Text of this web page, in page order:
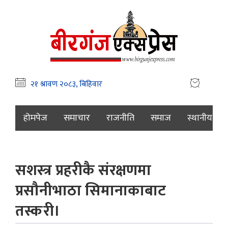
होमपेज समाचार राजनीति समाज स्थानीय
सशस्त्र प्रहरीकै संरक्षणमा
प्रसौनीभाठा सिमानाकाबाट
तस्करी।